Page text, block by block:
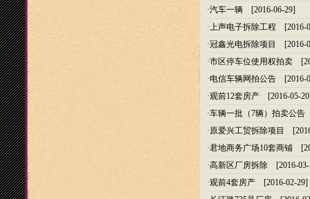
·汽车一辆 [2016-06-29]
·上声电子拆除工程 [2016-
·冠鑫光电拆除项目
[2016-
·市区停车位使用权拍卖
·电信车辆网拍公告 [2016-
·观前12套房产 [2016-05-
·车辆一批（7辆）拍卖公告
·原爱兴工贸拆除项目
·君地商务广场10套商铺
·高新区厂房拆除 [2016-
·观前4套房产 [2016-02-29]